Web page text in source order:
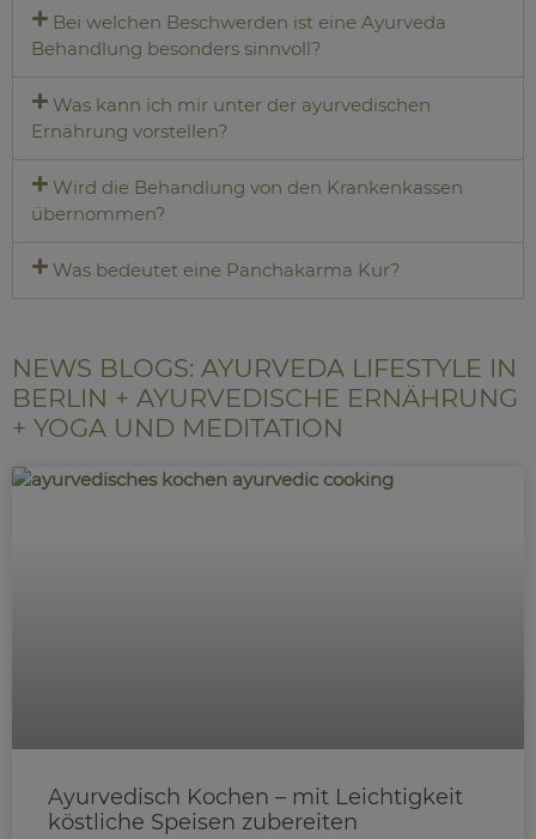
Bei welchen Beschwerden ist eine Ayurveda
Behandlung besonders sinnvoll?
Was kann ich mir unter der ayurvedischen
Ernährung vorstellen?
Wird die Behandlung von den Krankenkassen
übernommen?
Was bedeutet eine Panchakarma Kur?
NEWS BLOGS: AYURVEDA LIFESTYLE IN
BERLIN + AYURVEDISCHE ERNÄHRUNG
+ YOGA UND MEDITATION
Ayurvedisch Kochen – mit Leichtigkeit
köstliche Speisen zubereiten